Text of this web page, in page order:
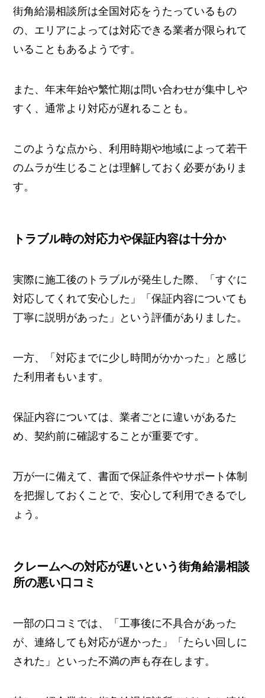
街角給湯相談所は全国対応をうたっているもの
の、エリアによっては対応できる業者が限られて
いることもあるようです。
また、年末年始や繁忙期は問い合わせが集中しや
すく、通常より対応が遅れることも。
このような点から、利用時期や地域によって若干
のムラが生じることは理解しておく必要がありま
す。
トラブル時の対応力や保証内容は十分か
実際に施工後のトラブルが発生した際、「すぐに
対応してくれて安心した」「保証内容についても
丁寧に説明があった」という評価がありました。
一方、「対応までに少し時間がかかった」と感じ
た利用者もいます。
保証内容については、業者ごとに違いがあるた
め、契約前に確認することが重要です。
万が一に備えて、書面で保証条件やサポート体制
を把握しておくことで、安心して利用できるでし
ょう。
クレームへの対応が遅いという街角給湯相談
所の悪い口コミ
一部の口コミでは、「工事後に不具合があった
が、連絡しても対応が遅かった」「たらい回しに
された」といった不満の声も存在します。